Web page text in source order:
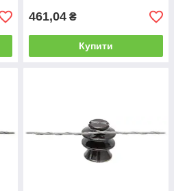
461,04 ₴
Купити